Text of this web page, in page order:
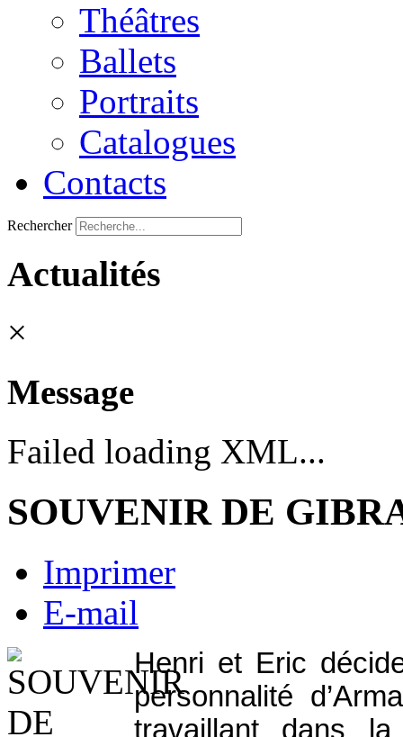
Théâtres
Ballets
Portraits
Catalogues
Contacts
Rechercher
Actualités
×
Message
Failed loading XML...
SOUVENIR DE
Imprimer
E-mail
Henri et Eric
personnalité
travaillant dans